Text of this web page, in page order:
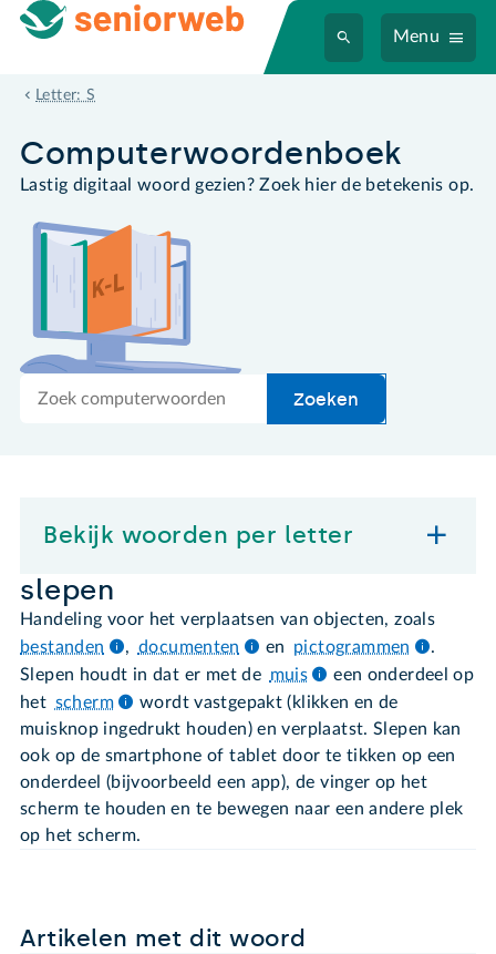
Menu
Letter: S
slepen
Computer­woordenboek
Lastig digitaal woord gezien? Zoek hier de betekenis op.
Zoek
Zoeken
Bekijk woorden per letter
slepen
Handeling voor het verplaatsen van objecten, zoals
bestanden
, documenten en pictogrammen
.
Slepen houdt in dat er met de muis
een onderdeel op
het scherm
wordt vastgepakt (klikken en de
muisknop ingedrukt houden) en verplaatst. Slepen kan
ook op de smartphone of tablet door te tikken op een
onderdeel (bijvoorbeeld een app), de vinger op het
scherm te houden en te bewegen naar een andere plek
op het scherm.
Artikelen met dit woord